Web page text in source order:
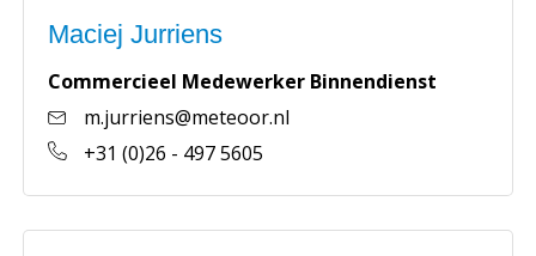
Maciej Jurriens
Commercieel Medewerker Binnendienst
m.jurriens@meteoor.nl
+31 (0)26 - 497 5605